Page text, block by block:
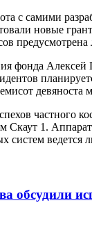
с самими
новые
фонда
частного
Скаут 1.
систем
обсудили